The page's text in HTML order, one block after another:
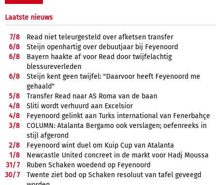
Laatste nieuws
7/8
Read niet teleurgesteld over afketsen transfer
6/8
Steijn openhartig over debuutjaar bij Feyenoord
6/8
Bayern haakte af voor Read door twijfelachtig
blessureverleden
6/8
Steijn kent geen twijfel: "Daarvoor heeft Feyenoord me
gehaald"
5/8
Transfer Read naar AS Roma van de baan
4/8
Sliti wordt verhuurd aan Excelsior
4/8
Feyenoord gelinkt aan Turks international van Fenerbahçe
3/8
COLUMN: Atalanta Bergamo ook verslagen; oefenreeks in
stijl afgerond
2/8
Feyenoord wint duel om Kuip Cup van Atalanta
1/8
Newcastle United concreet in de markt voor Hadj Moussa
31/7
Ruben Schaken woedend op Feyenoord
30/7
Twente ziet bod op Schaken resoluut van tafel geveegd